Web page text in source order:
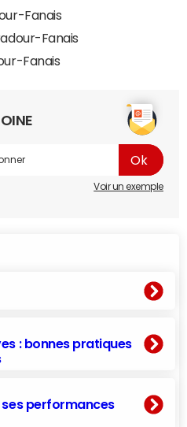
Fanais
Fanais
Fanais
Voir un exemple
: bonnes pratiques
performances